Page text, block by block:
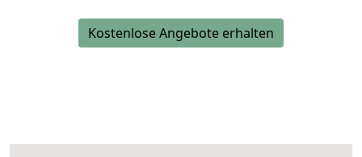
Kostenlose Angebote erhalten